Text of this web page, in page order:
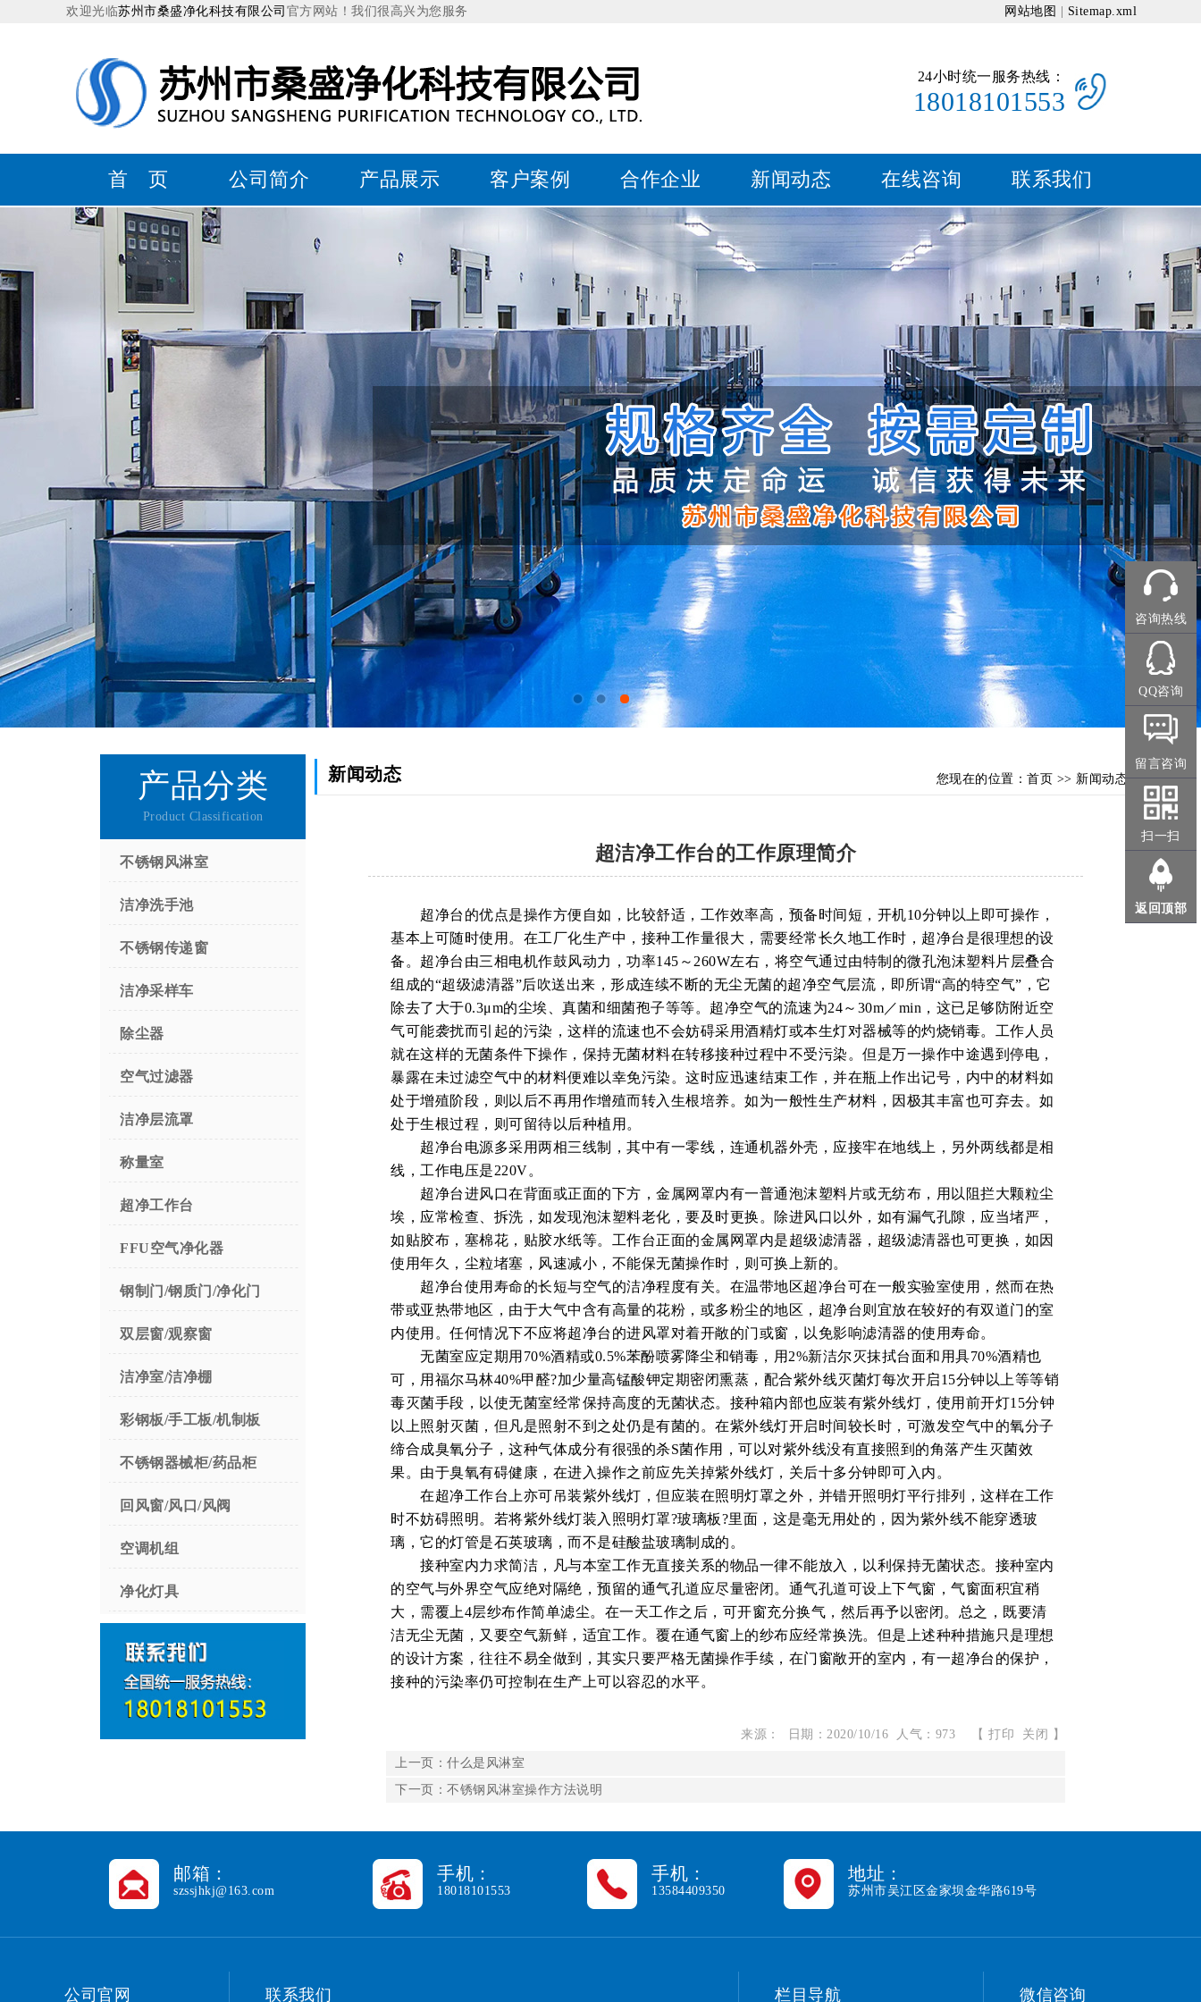
欢迎光临苏州市桑盛净化科技有限公司 官方网站！我们很高兴为您服务 网站地图 Sitemap.xml
24小时统一服务热线：
18018101553
首 页 公司简介 产品展示 客户案例 合作企业 新闻动态 在线咨询 联系我们
2
产品分类
Product Classification
不锈钢风淋室
洁净洗手池
不锈钢传递窗
洁净采样车
除尘器
空气过滤器
洁净层流罩
称量室
超净工作台
FFU空气净化器
钢制门/钢质门/净化门
双层窗/观察窗
洁净室/洁净棚
彩钢板/手工板/机制板
不锈钢器械柜/药品柜
回风窗/风口/风阀
空调机组
净化灯具
新闻动态 您现在的位置： 首页 >> 新闻动态
超洁净工作台的工作原理简介
超净台的优点是操作方便自如，比较舒适，工作效率高，预备时间短，开机10分钟以上即可操作，
基本上可随时使用。在工厂化生产中，接种工作量很大，需要经常长久地工作时，超净台是很理想的设
备。超净台由三相电机作鼓风动力，功率145～260W左右，将空气通过由特制的微孔泡沫塑料片层叠合
组成的“超级滤清器”后吹送出来，形成连续不断的无尘无菌的超净空气层流，即所谓“高的特空气”，它
除去了大于0.3μm的尘埃、真菌和细菌孢子等等。超净空气的流速为24～30m／min，这已足够防附近空
气可能袭扰而引起的污染，这样的流速也不会妨碍采用酒精灯或本生灯对器械等的灼烧销毒。工作人员
就在这样的无菌条件下操作，保持无菌材料在转移接种过程中不受污染。但是万一操作中途遇到停电，
暴露在未过滤空气中的材料便难以幸免污染。这时应迅速结束工作，并在瓶上作出记号，内中的材料如
处于增殖阶段，则以后不再用作增殖而转入生根培养。如为一般性生产材料，因极其丰富也可弃去。如
处于生根过程，则可留待以后种植用。
超净台电源多采用两相三线制，其中有一零线，连通机器外壳，应接牢在地线上，另外两线都是相
线，工作电压是220V。
超净台进风口在背面或正面的下方，金属网罩内有一普通泡沫塑料片或无纺布，用以阻拦大颗粒尘
埃，应常检查、拆洗，如发现泡沫塑料老化，要及时更换。除进风口以外，如有漏气孔隙，应当堵严，
如贴胶布，塞棉花，贴胶水纸等。工作台正面的金属网罩内是超级滤清器，超级滤清器也可更换，如因
使用年久，尘粒堵塞，风速减小，不能保无菌操作时，则可换上新的。
超净台使用寿命的长短与空气的洁净程度有关。在温带地区超净台可在一般实验室使用，然而在热
带或亚热带地区，由于大气中含有高量的花粉，或多粉尘的地区，超净台则宜放在较好的有双道门的室
内使用。任何情况下不应将超净台的进风罩对着开敞的门或窗，以免影响滤清器的使用寿命。
无菌室应定期用70%酒精或0.5%苯酚喷雾降尘和销毒，用2%新洁尔灭抹拭台面和用具70%酒精也
可，用福尔马林40%甲醛?加少量高锰酸钾定期密闭熏蒸，配合紫外线灭菌灯每次开启15分钟以上等等销
毒灭菌手段，以使无菌室经常保持高度的无菌状态。接种箱内部也应装有紫外线灯，使用前开灯15分钟
以上照射灭菌，但凡是照射不到之处仍是有菌的。在紫外线灯开启时间较长时，可激发空气中的氧分子
缔合成臭氧分子，这种气体成分有很强的杀S菌作用，可以对紫外线没有直接照到的角落产生灭菌效
果。由于臭氧有碍健康，在进入操作之前应先关掉紫外线灯，关后十多分钟即可入内。
在超净工作台上亦可吊装紫外线灯，但应装在照明灯罩之外，并错开照明灯平行排列，这样在工作
时不妨碍照明。若将紫外线灯装入照明灯罩?玻璃板?里面，这是毫无用处的，因为紫外线不能穿透玻
璃，它的灯管是石英玻璃，而不是硅酸盐玻璃制成的。
接种室内力求简洁，凡与本室工作无直接关系的物品一律不能放入，以利保持无菌状态。接种室内
的空气与外界空气应绝对隔绝，预留的通气孔道应尽量密闭。通气孔道可设上下气窗，气窗面积宜稍
大，需覆上4层纱布作简单滤尘。在一天工作之后，可开窗充分换气，然后再予以密闭。总之，既要清
洁无尘无菌，又要空气新鲜，适宜工作。覆在通气窗上的纱布应经常换洗。但是上述种种措施只是理想
的设计方案，往往不易全做到，其实只要严格无菌操作手续，在门窗敞开的室内，有一超净台的保护，
接种的污染率仍可控制在生产上可以容忍的水平。
来源： 日期：2020/10/16 人气：973 【 打印 关闭 】
上一页： 什么是风淋室
下一页： 不锈钢风淋室操作方法说明
邮箱：
szssjhkj@163.com
手机：
18018101553
手机：
13584409350
地址：
苏州市吴江区金家坝金华路619号
公司官网 联系我们 栏目导航 微信咨询
咨询热线
QQ咨询
留言咨询
扫一扫
返回顶部